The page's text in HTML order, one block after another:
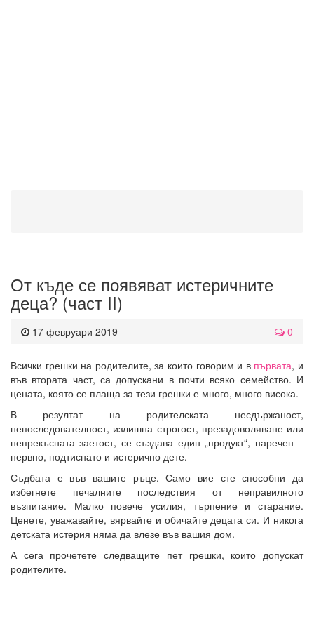
От къде се появяват истеричните
деца? (част II)
17 февруари 2019 0
Всички грешки на родителите, за които говорим и в първата, и
във втората част, са допускани в почти всяко семейство. И
цената, която се плаща за тези грешки е много, много висока.
В резултат на родителската несдържаност,
непоследователност, излишна строгост, презадоволяване или
непрекъсната заетост, се създава един „продукт“, наречен –
нервно, подтиснато и истерично дете.
Съдбата е във вашите ръце. Само вие сте способни да
избегнете печалните последствия от неправилното
възпитание. Малко повече усилия, търпение и старание.
Ценете, уважавайте, вярвайте и обичайте децата си. И никога
детската истерия няма да влезе във вашия дом.
А сега прочетете следващите пет грешки, които допускат
родителите.